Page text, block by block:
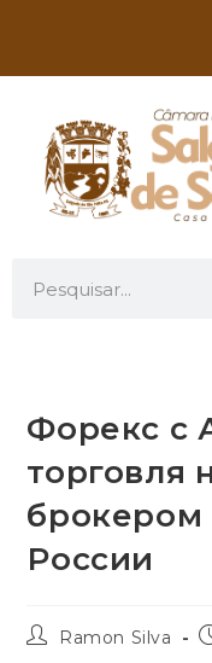
Форекс с
торговля
брокером
России
Ramon Silva